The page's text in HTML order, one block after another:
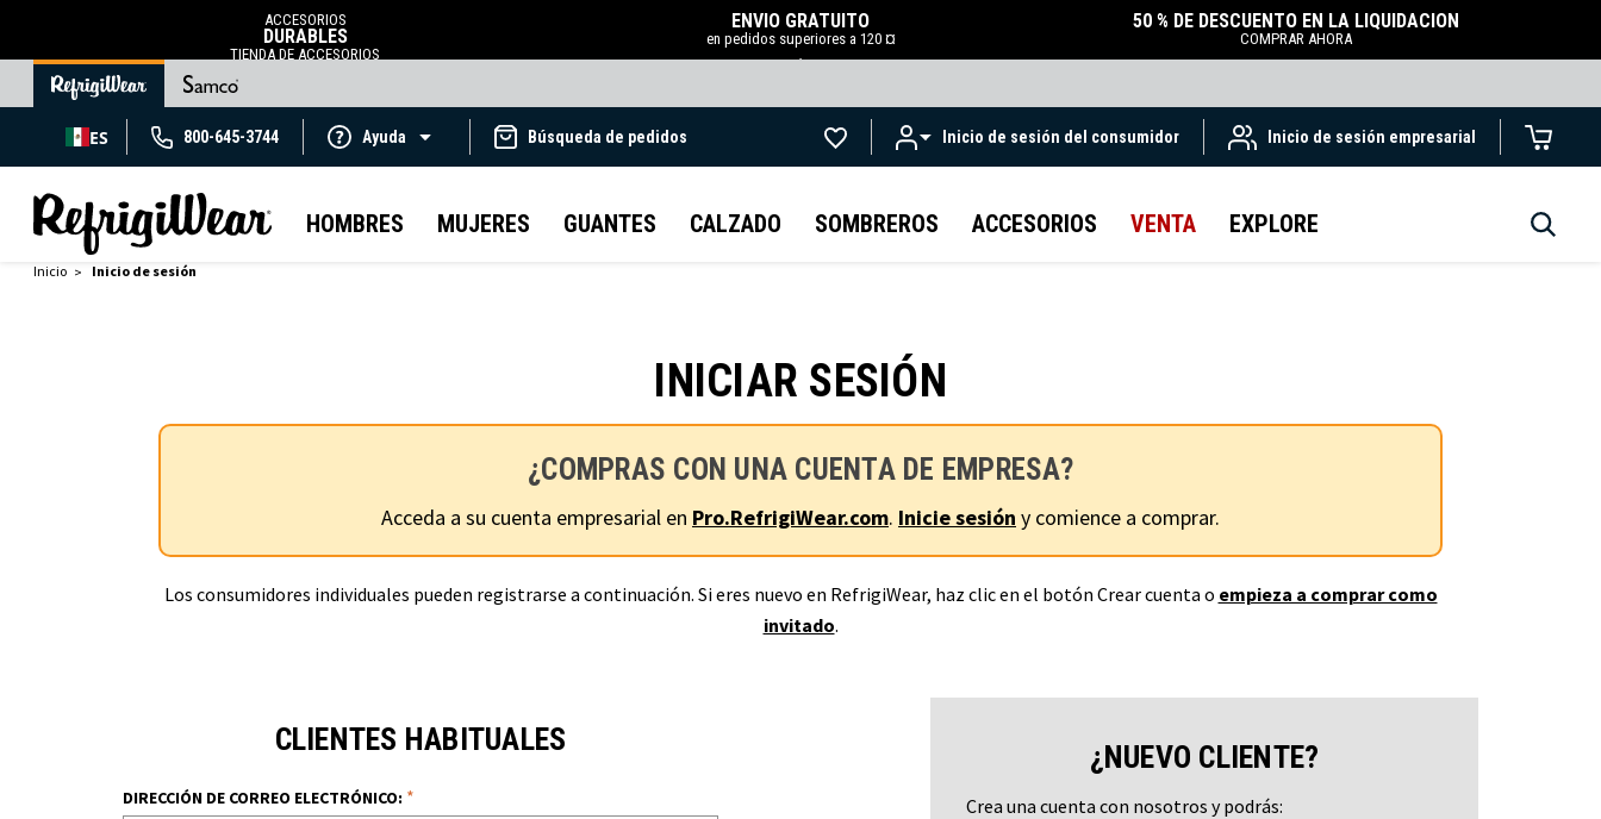
ACCESORIOS
DURABLES
TIENDA DE ACCESORIOS
ENVÍO GRATUITO
en pedidos superiores a 120 ¤
.
50 % DE DESCUENTO EN LA LIQUIDACIÓN
COMPRAR AHORA
ES 800-645-3744 Ayuda Búsqueda de pedidos Inicio de sesión del consumidor Inicio de sesión empresarial
HOMBRES MUJERES GUANTES CALZADO SOMBREROS ACCESORIOS VENTA EXPLORE
Inicio Inicio de sesión
INICIAR SESIÓN
¿COMPRAS CON UNA CUENTA DE EMPRESA?
Acceda a su cuenta empresarial en Pro.RefrigiWear.com. Inicie sesión y comience a comprar.
Los consumidores individuales pueden registrarse a continuación. Si eres nuevo en RefrigiWear, haz clic en el botón Crear cuenta o empieza a comprar como
invitado.
CLIENTES HABITUALES
DIRECCIÓN DE CORREO ELECTRÓNICO: *
¿NUEVO CLIENTE?
Crea una cuenta con nosotros y podrás: